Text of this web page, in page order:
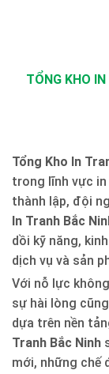
TỔNG KHO
Tổng Kho In
trong lĩnh vực
thành lập, đội
In Tranh Bắc
dồi kỹ năng,
dịch vụ và sản
Với nỗ lực
sự hài lòng
dựa trên nền
Tranh Bắc Ninh
mới, những chế